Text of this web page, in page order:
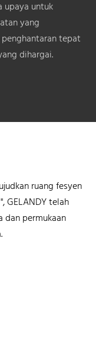
upaya untuk
yang
tepat
dihargai.
ruang fesyen
GELANDY telah
dan permukaan